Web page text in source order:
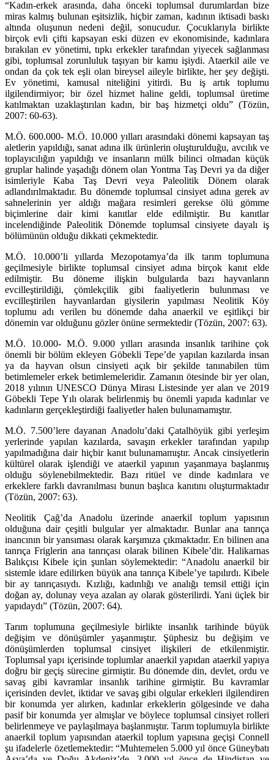
“Kadın-erkek arasında, daha önceki toplumsal durumlardan bize
miras kalmış bulunan eşitsizlik, hiçbir zaman, kadının iktisadi baskı
altında oluşunun nedeni değil, sonucudur. Çocuklarıyla birlikte
birçok evli çifti kapsayan eski düzen ev ekonomisinde, kadınlara
bırakılan ev yönetimi, tıpkı erkekler tarafından yiyecek sağlanması
gibi, toplumsal zorunluluk taşıyan bir kamu işiydi. Ataerkil aile ve
ondan da çok tek eşli olan bireysel aileyle birlikte, her şey değişti.
Ev yönetimi, kamusal niteliğini yitirdi. Bu iş artık toplumu
ilgilendirmiyor; bir özel hizmet haline geldi, toplumsal üretime
katılmaktan uzaklaştırılan kadın, bir baş hizmetçi oldu” (Tözün,
2007: 60-63).
M.Ö. 600.000- M.Ö. 10.000 yılları arasındaki dönemi kapsayan taş
aletlerin yapıldığı, sanat adına ilk ürünlerin oluşturulduğu, avcılık ve
toplayıcılığın yapıldığı ve insanların mülk bilinci olmadan küçük
gruplar halinde yaşadığı dönem olan Yontma Taş Devri ya da diğer
isimleriyle Kaba Taş Devri veya Paleolitik Dönem olarak
adlandırılmaktadır. Bu dönemde toplumsal cinsiyet adına gerek av
sahnelerinin yer aldığı mağara resimleri gerekse ölü gömme
biçimlerine dair kimi kanıtlar elde edilmiştir. Bu kanıtlar
incelendiğinde Paleolitik Dönemde toplumsal cinsiyete dayalı iş
bölümünün olduğu dikkati çekmektedir.
M.Ö. 10.000’li yıllarda Mezopotamya’da ilk tarım toplumuna
geçilmesiyle birlikte toplumsal cinsiyet adına birçok kanıt elde
edilmiştir. Bu döneme ilişkin bulgularda bazı hayvanların
evcilleştirildiği, çömlekçilik gibi faaliyetlerin bulunması ve
evcilleştirilen hayvanlardan giysilerin yapılması Neolitik Köy
toplumu adı verilen bu dönemde daha anaerkil ve eşitlikçi bir
dönemin var olduğunu gözler önüne sermektedir (Tözün, 2007: 63).
M.Ö. 10.000- M.Ö. 9.000 yılları arasında insanlık tarihine çok
önemli bir bölüm ekleyen Göbekli Tepe’de yapılan kazılarda insan
ya da hayvan olsun cinsiyeti açık bir şekilde tanınabilen tüm
betimlemeler erkek betimlemeleridir. Zamanın ötesinde bir yer olan,
2018 yılının UNESCO Dünya Mirası Listesinde yer alan ve 2019
Göbekli Tepe Yılı olarak belirlenmiş bu önemli yapıda kadınlar ve
kadınların gerçekleştirdiği faaliyetler halen bulunamamıştır.
M.Ö. 7.500’lere dayanan Anadolu’daki Çatalhöyük gibi yerleşim
yerlerinde yapılan kazılarda, savaşın erkekler tarafından yapılıp
yapılmadığına dair hiçbir kanıt bulunamamıştır. Ancak cinsiyetlerin
kültürel olarak işlendiği ve ataerkil yapının yaşanmaya başlanmış
olduğu söylenebilmektedir. Bazı ritüel ve dinde kadınlara ve
erkeklere farklı davranılması bunun başlıca kanıtını oluşturmaktadır
(Tözün, 2007: 63).
Neolitik Çağ’da Anadolu üzerinde anaerkil toplum yapısının
olduğuna dair çeşitli bulgular yer almaktadır. Bunlar ana tanrıça
inancının bir yansıması olarak karşımıza çıkmaktadır. En bilinen ana
tanrıça Friglerin ana tanrıçası olarak bilinen Kibele’dir. Halikarnas
Balıkçısı Kibele için şunları söylemektedir: “Anadolu anaerkil bir
sistemle idare edilirken büyük ana tanrıça Kibele’ye tapılırdı. Kibele
bir ay tanrıçasıydı. Kızlığı, kadınlığı ve analığı temsil ettiği için
doğan ay, dolunay veya azalan ay olarak gösterilirdi. Yani üçlek bir
yapıdaydı” (Tözün, 2007: 64).
Tarım toplumuna geçilmesiyle birlikte insanlık tarihinde büyük
değişim ve dönüşümler yaşanmıştır. Şüphesiz bu değişim ve
dönüşümlerden toplumsal cinsiyet ilişkileri de etkilenmiştir.
Toplumsal yapı içerisinde toplumlar anaerkil yapıdan ataerkil yapıya
doğru bir geçiş sürecine girmiştir. Bu dönemde din, devlet, ordu ve
savaş gibi kavramlar insanlık tarihine girmiştir. Bu kavramlar
içerisinden devlet, iktidar ve savaş gibi olgular erkekleri ilgilendiren
bir konumda yer alırken, kadınlar erkeklerin gölgesinde ve daha
pasif bir konumda yer almışlar ve böylece toplumsal cinsiyet rolleri
belirlenmeye ve paylaşılmaya başlanmıştır. Tarım toplumuyla birlikte
anaerkil toplum yapısından ataerkil toplum yapısına geçişi Connell
şu ifadelerle özetlemektedir: “Muhtemelen 5.000 yıl önce Güneybatı